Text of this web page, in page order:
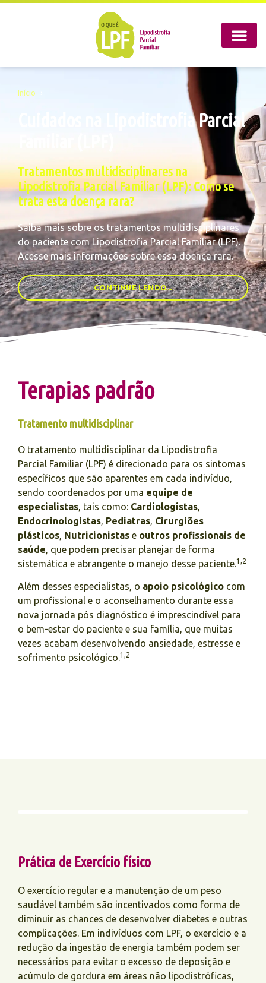
Início
Cuidados na Lipodistrofia Parcial
Tratamentos multidisciplinares na
Lipodistrofia Parcial Familiar (LPF): Como se
trata esta doença rara?
Saiba mais sobre os tratamentos multidisciplinares
do paciente com Lipodistrofia Parcial Familiar (LPF).
Acesse mais informações sobre essa doença rara.
CONTINUE LENDO...
Terapias padrão
Tratamento multidisciplinar
O tratamento multidisciplinar da Lipodistrofia
Parcial Familiar (LPF) é direcionado para os sintomas
específicos que são aparentes em cada indivíduo,
sendo coordenados por uma equipe de
especialistas, tais como: Cardiologistas,
Endocrinologistas, Pediatras, Cirurgiões
plásticos, Nutricionistas e outros profissionais de
saúde, que podem precisar planejar de forma
sistemática e abrangente o manejo desse paciente.1,2
Além desses especialistas, o apoio psicológico com
um profissional e o aconselhamento durante essa
nova jornada pós diagnóstico é imprescindível para
o bem-estar do paciente e sua família, que muitas
vezes acabam desenvolvendo ansiedade, estresse e
sofrimento psicológico.1,2
Prática de Exercício físico
O exercício regular e a manutenção de um peso
saudável também são incentivados como forma de
diminuir as chances de desenvolver diabetes e outras
complicações. Em indivíduos com LPF, o exercício e a
redução da ingestão de energia também podem ser
necessários para evitar o excesso de deposição e
acúmulo de gordura em áreas não lipodistróficas,